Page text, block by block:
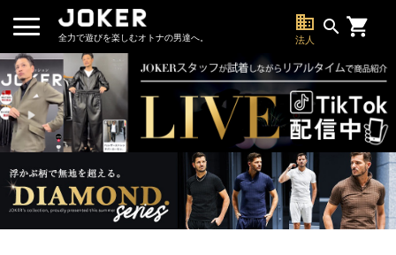
全力で遊びを楽しむオトナの男達へ。
business
法人
search